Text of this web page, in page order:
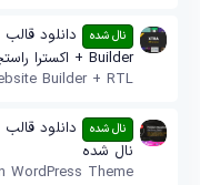
نال شده
Builder + اکسترا راستچین
Builder + RTL
نال شده
نال شده
WordPress Theme